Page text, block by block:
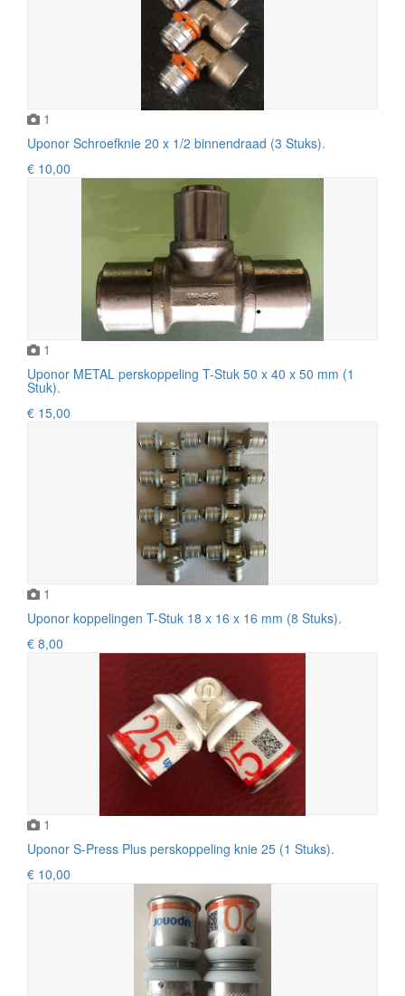
1
Uponor Schroefknie 20 x 1/2 binnendraad (3 Stuks).
€ 10,00
1
Uponor METAL perskoppeling T-Stuk 50 x 40 x 50 mm (1
Stuk).
€ 15,00
1
Uponor koppelingen T-Stuk 18 x 16 x 16 mm (8 Stuks).
€ 8,00
1
Uponor S-Press Plus perskoppeling knie 25 (1 Stuks).
€ 10,00